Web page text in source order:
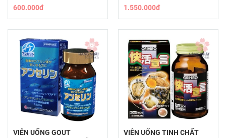
TỪ LÁ NHO ĐỎ
600.000đ
DINH DƯỠNG QUÝ GIÁ CHO
1.550.000đ
VIÊN UỐNG GOUT
VIÊN UỐNG TINH CHẤT